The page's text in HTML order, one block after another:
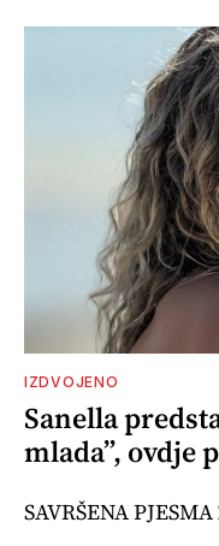
IZDVOJENO
Sanella
mlada”, ovdje
SAVRŠENA